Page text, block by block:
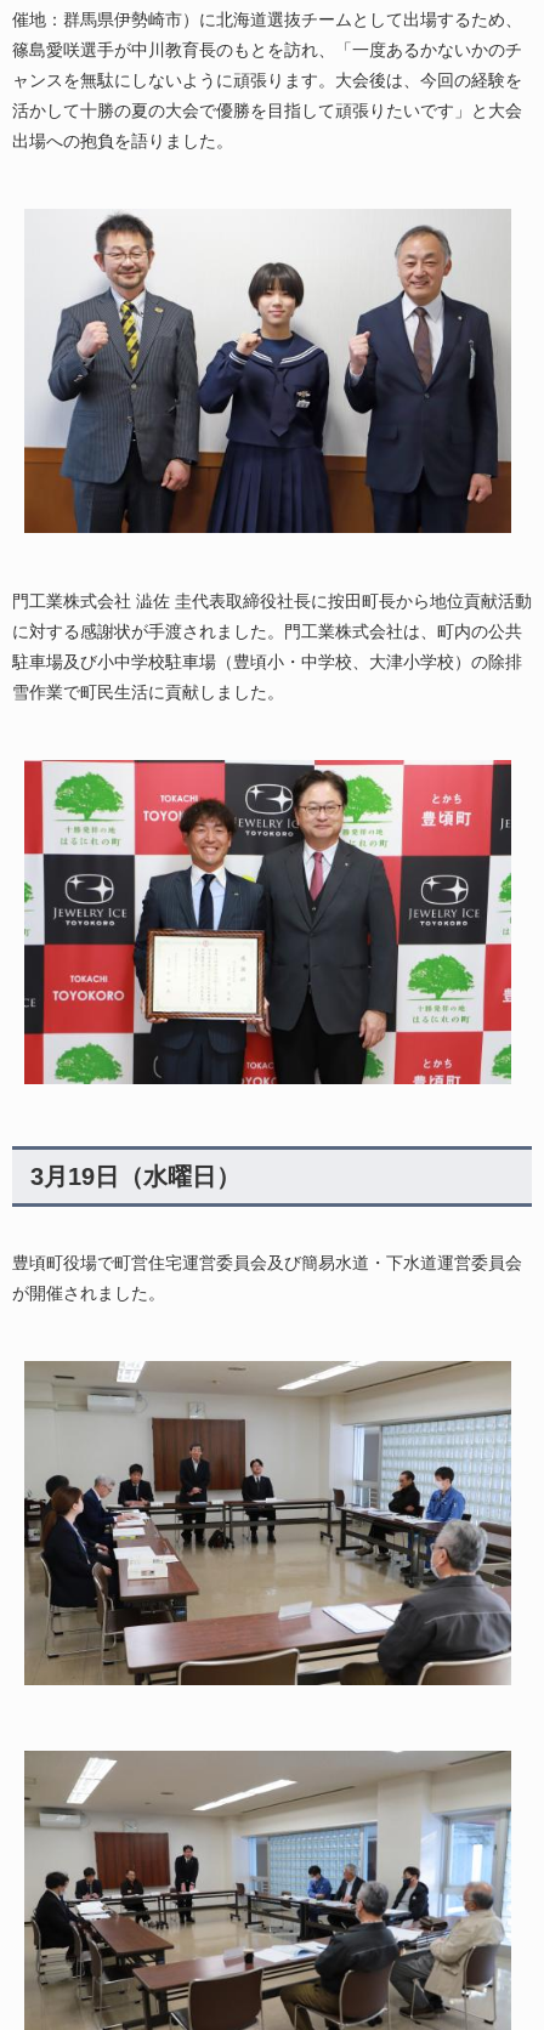
催地：群馬県伊勢崎市）に北海道選抜チームとして出場するため、
篠島愛咲選手が中川教育長のもとを訪れ、「一度あるかないかのチ
ャンスを無駄にしないように頑張ります。大会後は、今回の経験を
活かして十勝の夏の大会で優勝を目指して頑張りたいです」と大会
出場への抱負を語りました。
門工業株式会社 澁佐 圭代表取締役社長に按田町長から地位貢献活動
に対する感謝状が手渡されました。門工業株式会社は、町内の公共
駐車場及び小中学校駐車場（豊頃小・中学校、大津小学校）の除排
雪作業で町民生活に貢献しました。
3月19日（水曜日）
豊頃町役場で町営住宅運営委員会及び簡易水道・下水道運営委員会
が開催されました。